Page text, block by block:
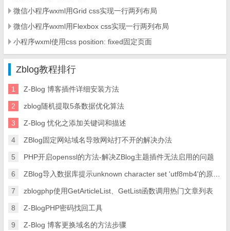
微信小程序wxml用Grid css实现一行两列布局
微信小程序wxml用Flexbox css实现一行两列布局
小程序wxml使用css position: fixed固定页面
Zblog教程排行
1 Z-Blog 博客插件详细安装方法
2 zblog随机提取5条数据优化算法
3 Z-Blog 忧化之添加关键词和描述
4 ZBlog固定网站域名导致网站打不开的解决办法
5 PHP开启openssl的方法-解决ZBlog主题插件无法启用的问题
6 ZBlog导入数据库提示unknown character set 'utf8mb4'的原因及解决方案
7 zblogphp使用GetArticleList、GetList函数调用热门文章列表
8 Z-BlogPHP密码找回工具
9 Z-Blog 博客更换域名的方法步骤